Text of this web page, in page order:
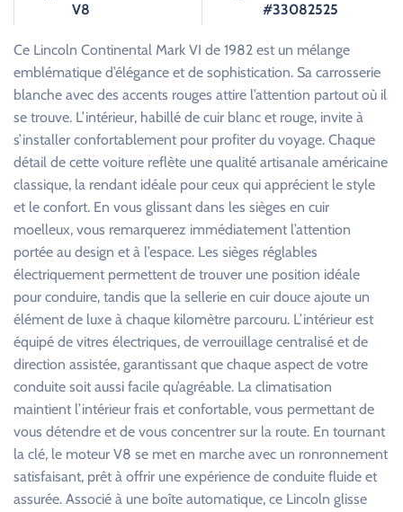
V8 #33082525
Ce Lincoln Continental Mark VI de 1982 est un mélange
emblématique d’élégance et de sophistication. Sa carrosserie
blanche avec des accents rouges attire l’attention partout où il
se trouve. L’intérieur, habillé de cuir blanc et rouge, invite à
s’installer confortablement pour profiter du voyage. Chaque
détail de cette voiture reflète une qualité artisanale américaine
classique, la rendant idéale pour ceux qui apprécient le style
et le confort. En vous glissant dans les sièges en cuir
moelleux, vous remarquerez immédiatement l’attention
portée au design et à l’espace. Les sièges réglables
électriquement permettent de trouver une position idéale
pour conduire, tandis que la sellerie en cuir douce ajoute un
élément de luxe à chaque kilomètre parcouru. L’intérieur est
équipé de vitres électriques, de verrouillage centralisé et de
direction assistée, garantissant que chaque aspect de votre
conduite soit aussi facile qu’agréable. La climatisation
maintient l’intérieur frais et confortable, vous permettant de
vous détendre et de vous concentrer sur la route. En tournant
la clé, le moteur V8 se met en marche avec un ronronnement
satisfaisant, prêt à offrir une expérience de conduite fluide et
assurée. Associé à une boîte automatique, ce Lincoln glisse